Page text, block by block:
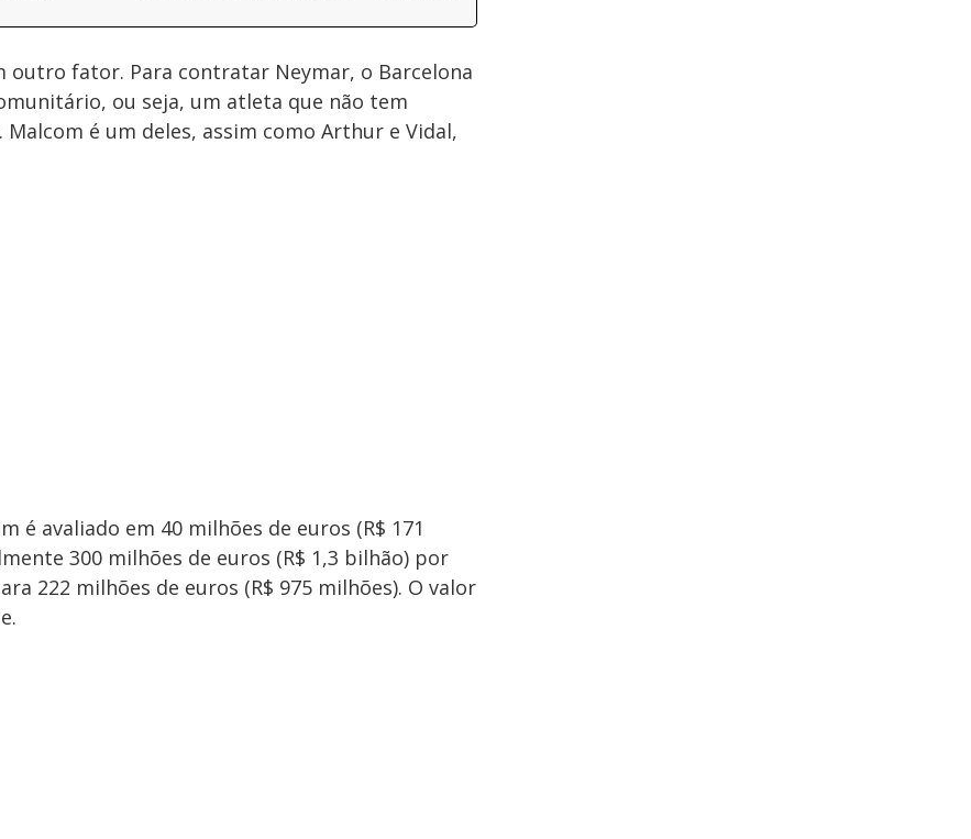
outro fator. Para contratar Neymar, o Barcelona
ou seja, um atleta que não tem
é um deles, assim como Arthur e Vidal,
é avaliado em 40 milhões de euros (R$ 171
300 milhões de euros (R$ 1,3 bilhão) por
222 milhões de euros (R$ 975 milhões). O valor